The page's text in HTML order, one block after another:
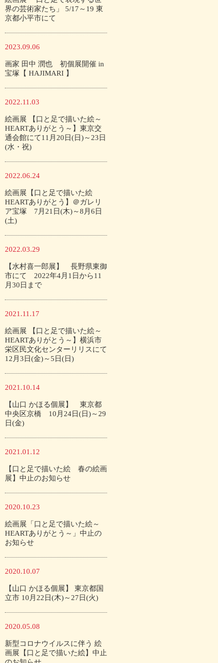
界の芸術家たち」 5/17～19 東
京都小平市にて
2023.09.06
画家 田中 潤也 初個展開催 in
宝塚【 HAJIMARI 】
2022.11.03
絵画展 【口と足で描いた絵～
HEARTありがとう～】東京交
通会館にて11月20日(日)～23日
(水・祝)
2022.06.24
絵画展【口と足で描いた絵
HEARTありがとう】＠ガレリ
ア宝塚 7月21日(木)～8月6日
(土)
2022.03.29
【水村喜一郎展】 長野県東御
市にて 2022年4月1日から11
月30日まで
2021.11.17
絵画展 【口と足で描いた絵～
HEARTありがとう～】横浜市
栄区民文化センターリリスにて
12月3日(金)～5日(日)
2021.10.14
【山口 かほる個展】 東京都
中央区京橋 10月24日(日)～29
日(金)
2021.01.12
【口と足で描いた絵 春の絵画
展】中止のお知らせ
2020.10.23
絵画展「口と足で描いた絵～
HEARTありがとう～」中止の
お知らせ
2020.10.07
【山口 かほる個展】 東京都国
立市 10月22日(木)～27日(火)
2020.05.08
新型コロナウイルスに伴う 絵
画展【口と足で描いた絵】中止